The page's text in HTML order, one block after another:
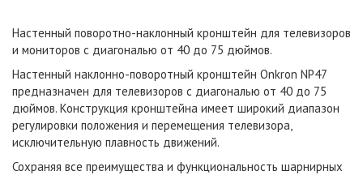
Настенный поворотно-наклонный кронштейн для телевизоров
и мониторов с диагональю от 40 до 75 дюймов.
Настенный наклонно-поворотный кронштейн Onkron NP47
предназначен для телевизоров с диагональю от 40 до 75
дюймов. Конструкция кронштейна имеет широкий диапазон
регулировки положения и перемещения телевизора,
исключительную плавность движений.
Сохраняя все преимущества и функциональность шарнирных